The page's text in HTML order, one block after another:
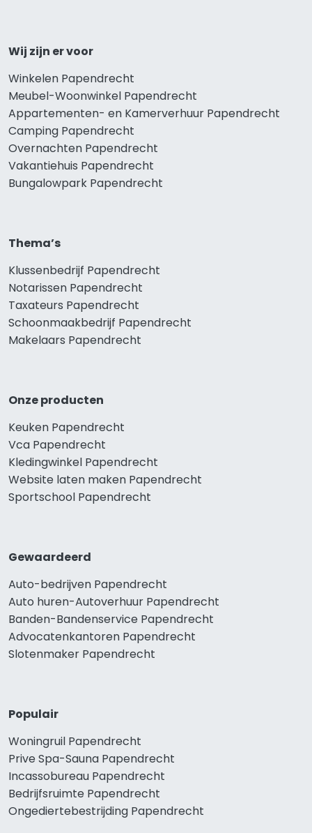
Wij zijn er voor
Winkelen Papendrecht
Meubel-Woonwinkel Papendrecht
Appartementen- en Kamerverhuur Papendrecht
Camping Papendrecht
Overnachten Papendrecht
Vakantiehuis Papendrecht
Bungalowpark Papendrecht
Thema’s
Klussenbedrijf Papendrecht
Notarissen Papendrecht
Taxateurs Papendrecht
Schoonmaakbedrijf Papendrecht
Makelaars Papendrecht
Onze producten
Keuken Papendrecht
Vca Papendrecht
Kledingwinkel Papendrecht
Website laten maken Papendrecht
Sportschool Papendrecht
Gewaardeerd
Auto-bedrijven Papendrecht
Auto huren-Autoverhuur Papendrecht
Banden-Bandenservice Papendrecht
Advocatenkantoren Papendrecht
Slotenmaker Papendrecht
Populair
Woningruil Papendrecht
Prive Spa-Sauna Papendrecht
Incassobureau Papendrecht
Bedrijfsruimte Papendrecht
Ongediertebestrijding Papendrecht